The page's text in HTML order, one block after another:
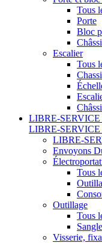
Tous
Porte
Bloc
Escalier
Tous
LIBRE-SERVICE
LIBRE-SERVICE
LIBRE-
Envoyons
Tous
Outillage
Tous
Visserie,